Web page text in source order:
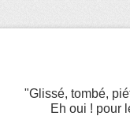
"Glissé, tombé,
Eh oui ! pour